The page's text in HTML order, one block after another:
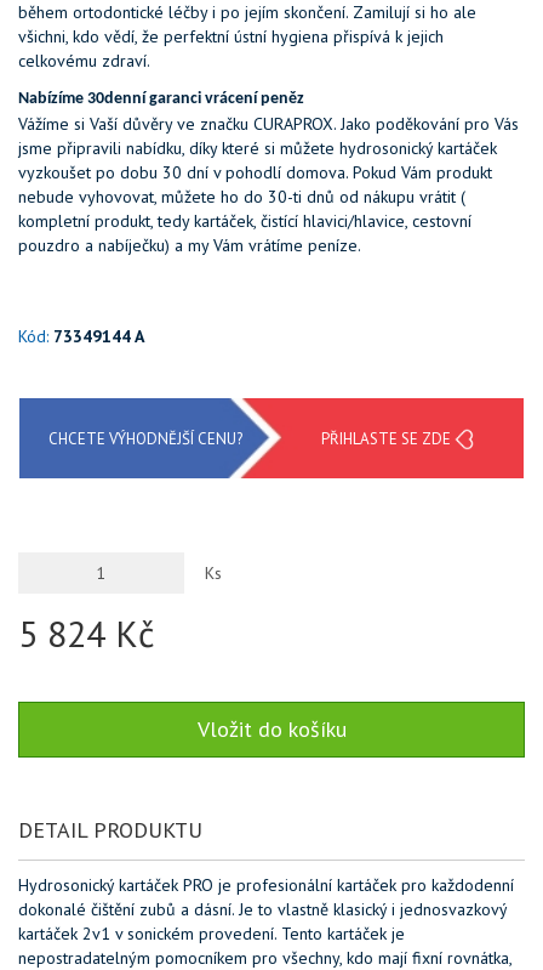
během ortodontické léčby i po jejím skončení. Zamilují si ho ale
všichni, kdo vědí, že perfektní ústní hygiena přispívá k jejich
celkovému zdraví.
Nabízíme 30denní garanci vrácení peněz
Vážíme si Vaší důvěry ve značku CURAPROX. Jako poděkování pro Vás
jsme připravili nabídku, díky které si můžete hydrosonický kartáček
vyzkoušet po dobu 30 dní v pohodlí domova. Pokud Vám produkt
nebude vyhovovat, můžete ho do 30-ti dnů od nákupu vrátit (
kompletní produkt, tedy kartáček, čistící hlavici/hlavice, cestovní
pouzdro a nabíječku) a my Vám vrátíme peníze.
Kód: 73349144 A
CHCETE VÝHODNĚJŠÍ CENU? PŘIHLASTE SE ZDE
Ks
5 824 Kč
DETAIL PRODUKTU
Hydrosonický kartáček PRO je profesionální kartáček pro každodenní
dokonalé čištění zubů a dásní. Je to vlastně klasický i jednosvazkový
kartáček 2v1 v sonickém provedení. Tento kartáček je
nepostradatelným pomocníkem pro všechny, kdo mají fixní rovnátka,